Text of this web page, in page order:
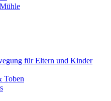
für Eltern und Kinder
Toben